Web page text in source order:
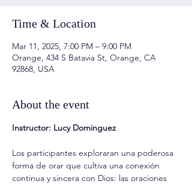
Time & Location
Mar 11, 2025, 7:00 PM – 9:00 PM
Orange, 434 S Batavia St, Orange, CA
92868, USA
About the event
Instructor: Lucy Dominguez
Los participantes exploraran una poderosa
forma de orar que cultiva una conexión
continua y sincera con Dios: las oraciones